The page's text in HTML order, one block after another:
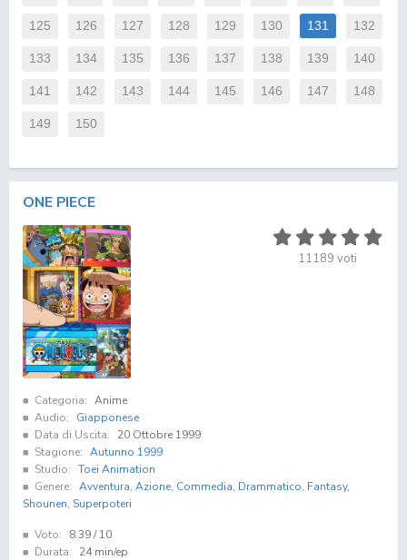
125 126 127 128 129 130 131 132
133 134 135 136 137 138 139 140
141 142 143 144 145 146 147 148
149 150
ONE PIECE
11189 voti
Categoria: Anime
Audio:
Giapponese
Data di Uscita:
20 Ottobre 1999
Stagione: Autunno 1999
Studio: Toei Animation
Genere: Avventura, Azione, Commedia, Drammatico, Fantasy,
Shounen, Superpoteri
Voto: 8.39/ 10
Durata:
24 min/ep